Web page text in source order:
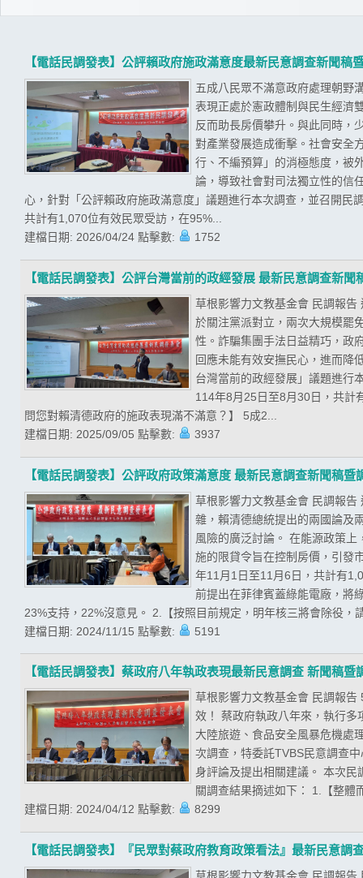
【電話民調發表】公評賴政府施政滿意度最新民意調查新聞稿
五成八民眾不滿意政府處理朝野
表現正處於憲政體制與民生經濟
反而助長房價攀升。與此同時，
對產業發展造成衝擊。社會安全
行、不編預算」的消極態度，被
論，導致社會對司法獨立性的信
心，針對「公評賴政府施政滿意度」議題進行本次調查，並召開
共計有1,070位有效民眾受訪，在95%...
建檔日期: 2026/04/24 點擊數: 1752
【電話民調發表】公評台灣當前的政經發展 最新民意調查新聞
草根影響力文教基金會 民調報
於關注黨派對立，兩次大規模罷
性。詐騙集團手法日益精巧，政
回應未能有效安撫民心，進而降
台灣當前的政經發展」議題進行
114年8月25日至8月30日，共計
問您對賴清德政府的施政表現滿不滿意？】 5成2...
建檔日期: 2025/09/05 點擊數: 3937
【電話民調發表】公評政府政策滿意度 最新民意調查新聞稿暨
草根影響力文教基金會 民調報
雜，賴清德總統提出的兩國論及
風險的廣泛討論。 在能源政策
施的限貸令旨在控制房價，引發
年11月1日至11月6日，共計有
前提出在菲律賓蓋綠能電廠，將
23%支持，22%沒意見。 2.【按照目前規定，明年核三將會除役
建檔日期: 2024/11/15 點擊數: 5191
【電話民調發表】蔡政府八年執政表現最新民意調查 新聞稿暨
草根影響力文教基金會 民調報
效！ 蔡政府執政八年來，執行
大陸旅遊、食品安全風暴危機處
次調查，特委託TVBS民意調查
身評論及提出相關建議。 本次
關調查結果摘述如下： 1.【整
建檔日期: 2024/04/12 點擊數: 8299
【電話民調發表】『民眾對蔡政府教育政策看法』最新民意調